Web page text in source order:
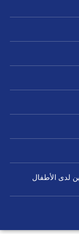
لدى الأطفال